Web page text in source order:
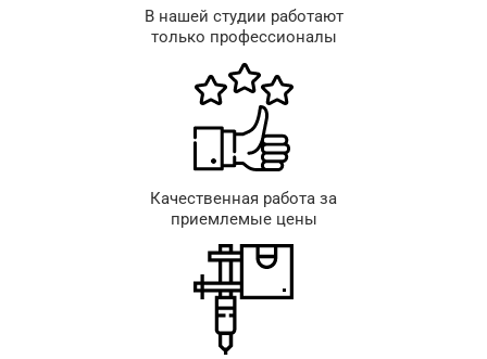
В нашей студии работают
только профессионалы
Качественная работа за
приемлемые цены